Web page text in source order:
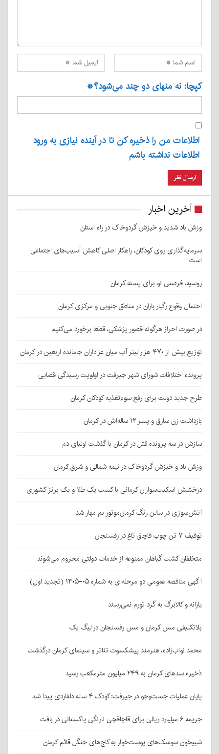
کپچا: نه منهای دو چند می‌شود؟*
اطلاعات من را ذخیره کن تا در آینده نیازی به ورود
اطلاعات نداشته باشم
آخرین اخبار
وزش باد شدید و خیزش گردوخاک در راه استان
سرمایه‌گذاری روی کودکان، راهکار اصلی کاهش آسیب‌های اجتماعی
است
روسیه، فرصتی نو برای پسته کرمان
احتمال وقوع رگبار باران در مناطق جنوبی و مرکزی کرمان
در صورت احراز هرگونه قصور پزشکی، قطعا برخورد می‌کنیم
توزیع بیش از ۴۷۰ هزار لیتر آب میان عزاداران جامانده اربعین در کرمان
پرونده اختلافات شورای شهر جیرفت در اولویت رسیدگی قضایی
طرح جدید دولت برای رفع سوءتغذیه کودکان کرمان
بازداشت زن سارق و پسر ۱۲ ساله‌اش در کرمان
سازش در سه پرونده قتل در کرمان با گذشت اولیای دم
وزش باد و خیزش گردوخاک در نیمه شمالی و شرق کرمان
درخشش اسکیت‌سواران کرمانی با کسب یک طلا و یک برنز کشوری
آتش‌سوزی در سالن رنگ کرمان‌موتور بم مهار شد
توقیف ۷ تن چوب قاچاق تاغ در رفسنجان
متخلفان کشت گیاهان ممنوعه از خدمات دولتی محروم می‌شوند
آگهی مناقصه عمومی دو مرحله‌ای به شماره ۰۵-۱۴۰۵ (تجدید اول)
یارانه و کالابرگ به گرد تورم نمی‌رسند
بلاتکلیفی مس کرمان و مس رفسنجان در لیگ یک
محمد نواب‌زاده، هنرمند پیشکسوت تئاتر و سینمای کرمان درگذشت
ذخیره سدهای کرمان به ۲۴۹ میلیون مترمکعب رسید
پایان عملیات جست‌وجو در جیرفت؛ کودک ۴ ساله دلفاردی پیدا شد
جریمه ۶ میلیارد ریالی برای قاچاقچی نارنگی پاکستانی در بافت
شبیخون سوسک‌های پوست‌خوار به کاج‌های جنگل قائم کرمان